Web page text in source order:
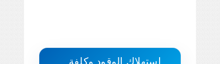
استهلاك الوقود وكلفة